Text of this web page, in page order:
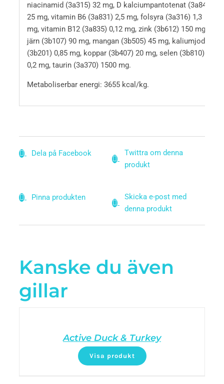
niacinamid (3a315) 32 mg, D kalciumpantotenat (3a841)
25 mg, vitamin B6 (3a831) 2,5 mg, folsyra (3a316) 1,3
mg, vitamin B12 (3a835) 0,12 mg, zink (3b612) 150 mg,
järn (3b107) 90 mg, mangan (3b505) 45 mg, kaliumjodid
(3b201) 0,85 mg, koppar (3b407) 20 mg, selen (3b810)
0,2 mg, taurin (3a370) 1500 mg.
Metaboliserbar energi: 3655 kcal/kg.
Dela på Facebook
Twittra om denna
produkt
Pinna produkten
Skicka e-post med
denna produkt
Kanske du även
gillar
Active Duck & Turkey
Visa produkt